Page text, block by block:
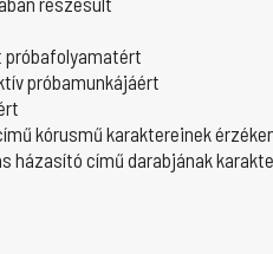
próbafolyamatért
próbamunkájáért
kórusmű karaktereinek
házasító című darabjának